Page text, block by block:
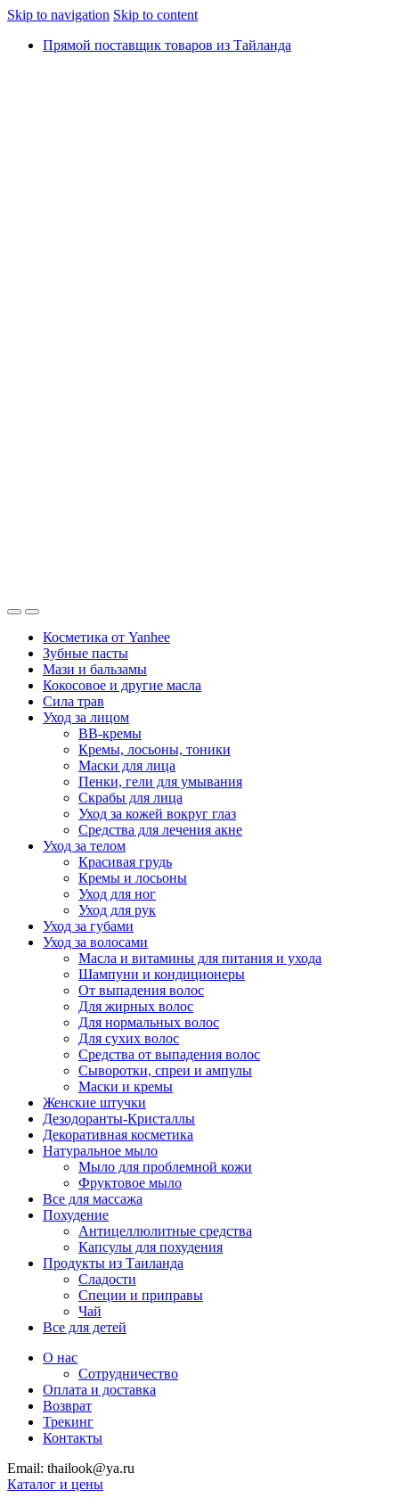
Skip to navigation Skip to content
Прямой поставщик товаров из Тайланда
Косметика от Yanhee
Зубные пасты
Мази и бальзамы
Кокосовое и другие масла
Сила трав
Уход за лицом
BB-кремы
Кремы, лосьоны, тоники
Маски для лица
Пенки, гели для умывания
Скрабы для лица
Уход за кожей вокруг глаз
Средства для лечения акне
Уход за телом
Красивая грудь
Кремы и лосьоны
Уход для ног
Уход для рук
Уход за губами
Уход за волосами
Масла и витамины для питания и ухода
Шампуни и кондиционеры
От выпадения волос
Для жирных волос
Для нормальных волос
Для сухих волос
Средства от выпадения волос
Сыворотки, спреи и ампулы
Маски и кремы
Женские штучки
Дезодоранты-Кристаллы
Декоративная косметика
Натуральное мыло
Мыло для проблемной кожи
Фруктовое мыло
Все для массажа
Похудение
Антицеллюлитные средства
Капсулы для похудения
Продукты из Таиланда
Сладости
Специи и приправы
Чай
Все для детей
О нас
Сотрудничество
Оплата и доставка
Возврат
Трекинг
Контакты
Email: thailook@ya.ru
Каталог и цены